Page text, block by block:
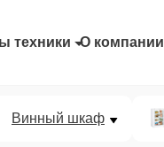
техники О компании
Винный шкаф